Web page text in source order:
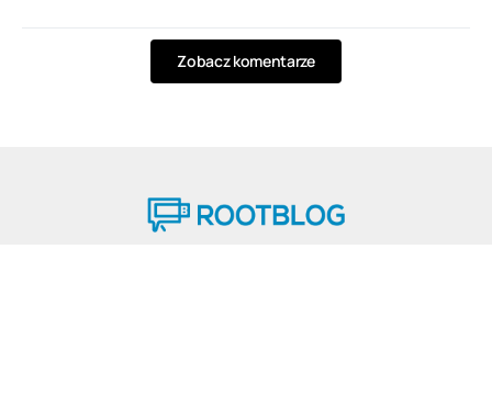
Zobacz komentarze